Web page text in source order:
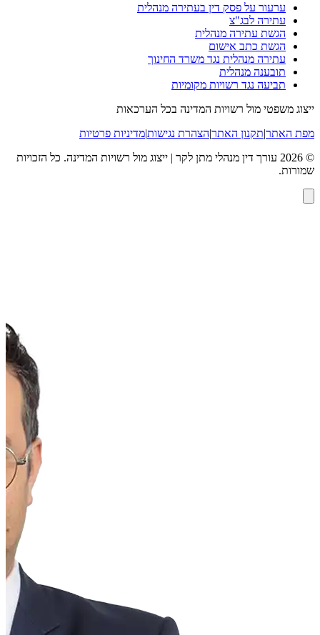
ערעור על פסק דין בעתירה מנהלית
עתירה לבג"צ
הגשת עתירה מנהלית
הגשת כתב אישום
עתירה מנהלית נגד משרד החינוך
תובענה מנהלית
תביעה נגד רשויות מקומיות
ייצוג משפטי מול רשויות המדינה בכל הערכאות
מפת האתר|תקנון האתר|הצהרת נגישות|מדיניות פרטיות
©
2026 עורך דין מנהלי מתן לקר | ייצוג מול רשויות המדינה. כל הזכויות
שמורות.